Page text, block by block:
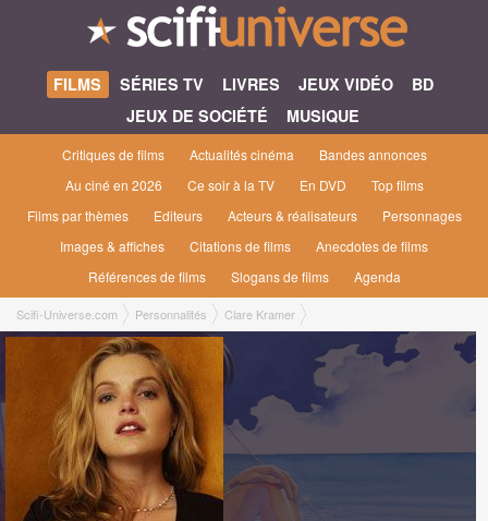
FILMS SÉRIES TV LIVRES JEUX VIDÉO
BD
JEUX DE SOCIÉTÉ
MUSIQUE
Critiques de films Actualités cinéma
Bandes annonces
Au ciné en 2026
Ce soir à la TV En DVD
Top films
Films par thèmes
Editeurs Acteurs & réalisateurs
Personnages
Images & affiches
Citations de films
Anecdotes de films
Références de films
Slogans de films Agenda
Scifi-Universe.com Personnalités Clare Kramer